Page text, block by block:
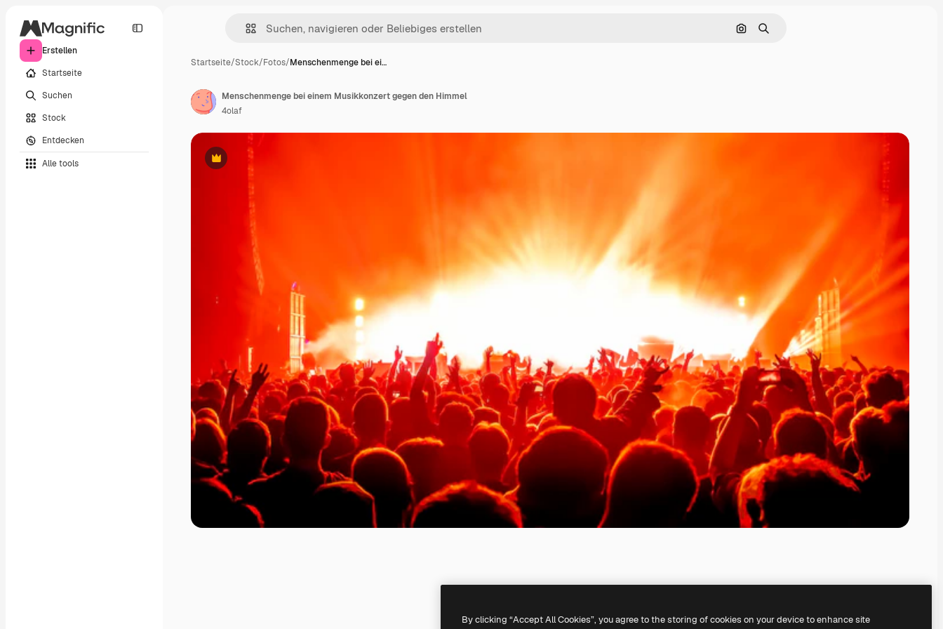
Erstellen
Startseite
Suchen
Stock
Entdecken
Alle tools
Nach Bild suchen
Suchen
Startseite/Stock/Fotos/Menschenmenge bei ei…
Premium
Menschenmenge bei einem Musikkonzert gegen den Himmel
4olaf
By clicking “Accept All Cookies”, you agree to the storing of cookies on your device to enhance site